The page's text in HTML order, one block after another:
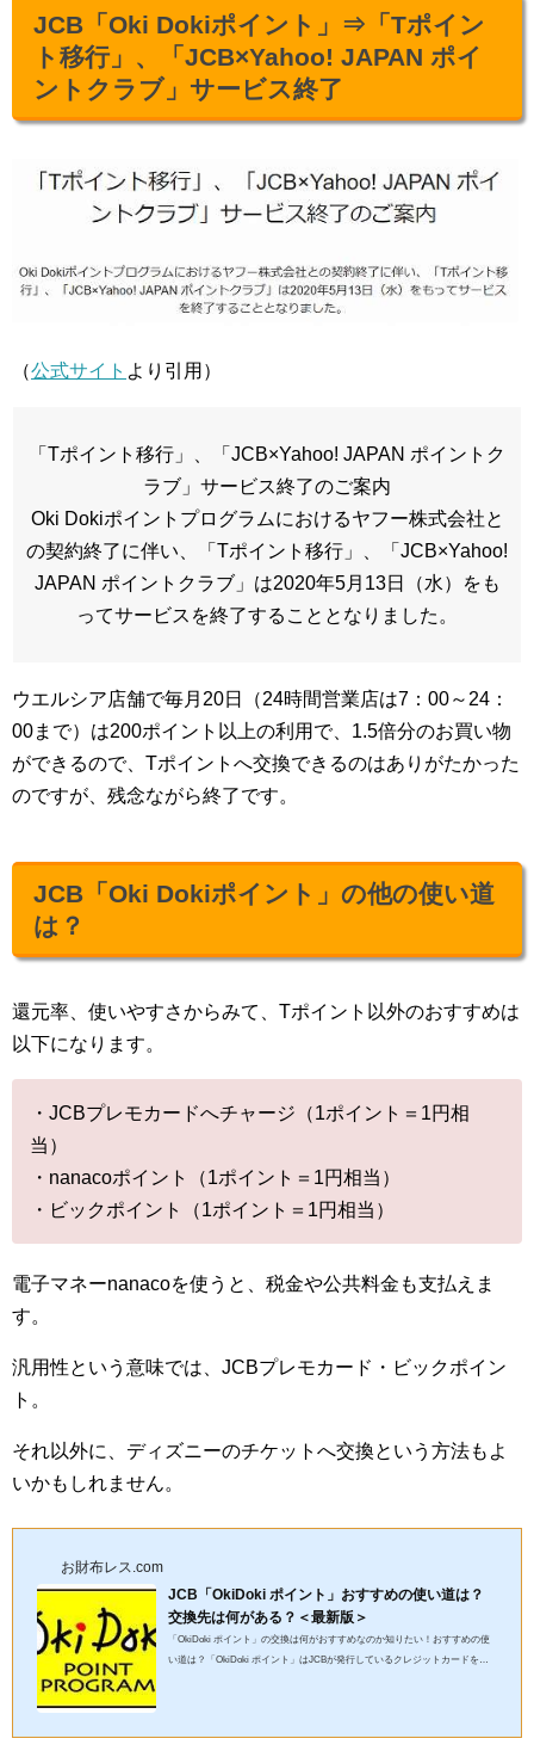
JCB「Oki Dokiポイント」⇒「Tポイン
ト移行」、「JCB×Yahoo! JAPAN ポイ
ントクラブ」サービス終了
（公式サイト より引用）
「Tポイント移行」、「JCB×Yahoo! JAPAN ポイントク
ラブ」サービス終了のご案内
Oki Dokiポイントプログラムにおけるヤフー株式会社と
の契約終了に伴い、「Tポイント移行」、「JCB×Yahoo!
JAPAN ポイントクラブ」は2020年5月13日（水）をも
ってサービスを終了することとなりました。
ウエルシア店舗で毎月20日
（24時間営業店は7：00～24：
00まで） は200ポイント以上の利用で、1.5倍分のお買い物
ができるので、Tポイントへ交換できるのはありがたかった
のですが、残念ながら終了です。
JCB「Oki Dokiポイント」の他の使い道
は？
還元率、使いやすさからみて、Tポイント以外のおすすめは
以下になります。
・JCBプレモカードへチャージ（1ポイント＝1円相
当）
・nanacoポイント（1ポイント＝1円相当）
・ビックポイント（1ポイント＝1円相当）
電子マネーnanacoを使うと、税金や公共料金も支払えま
す。
汎用性という意味では、JCBプレモカード・ビックポイン
ト。
それ以外に、ディズニーのチケットへ交換という方法もよ
いかもしれません。
お財布レス.com
JCB「OkiDoki ポイント」おすすめの使い道は？
交換先は何がある？＜最新版＞
「OkiDoki ポイント」の交換は何がおすすめなのか知りたい！おすすめの使
い道は？「OkiDoki ポイント」はJCBが発行しているクレジットカードを利